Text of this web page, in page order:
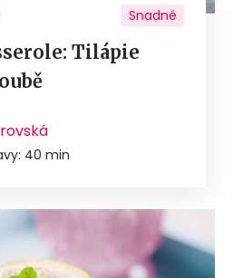
Snadné
Tilápie
40 min